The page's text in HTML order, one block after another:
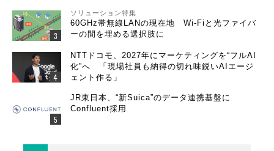
ソリューション特集
60GHz帯無線LANの現在地 Wi-Fiと光ファイバ
ーの間を埋める選択肢に
NTTドコモ、2027年にマーケティングを“フルAI
化”へ 「現場社員も納得の切れ味鋭いAIエージ
ェント作る」
JR東日本、“新Suica”のデータ連携基盤に
Confluent採用